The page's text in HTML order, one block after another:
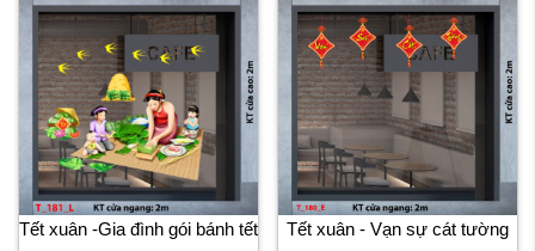
Tết xuân -Gia đình gói bánh tết Tết xuân - Vạn sự cát tường